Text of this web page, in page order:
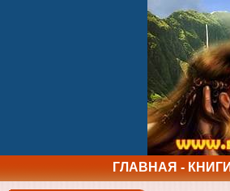
ГЛАВНАЯ - КНИГИ